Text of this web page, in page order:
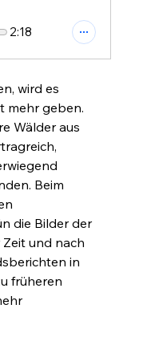
2:18
wird es
mehr geben.
Wälder aus
Beim
die Bilder der
Zeit und nach
in
früheren